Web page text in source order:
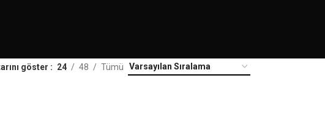
göster 24 48 Tümü